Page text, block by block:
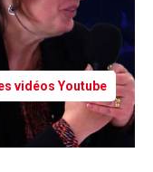
vidéos Youtube